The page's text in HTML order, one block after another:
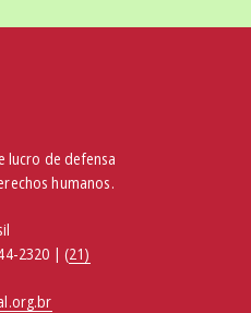
lucro de defensa
humanos.
2320 | (21)